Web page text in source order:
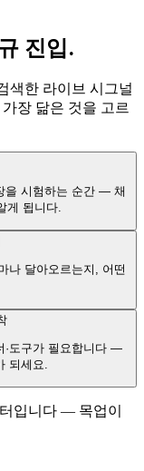
진입.
색한 라이브 시그널
장 닮은 것을 고르
을 시험하는 순간 — 채
게 됩니다.
나 달아오르는지, 어떤
·도구가 필요합니다 —
되세요.
입니다 — 목업이